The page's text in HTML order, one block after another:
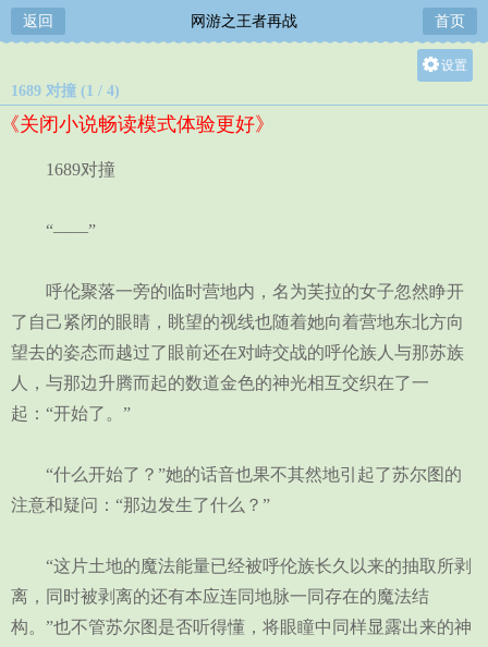
返回 网游之王者再战 首页
设置
1689 对撞 (1 / 4)
《关闭小说畅读模式体验更好》
1689对撞
“——”
呼伦聚落一旁的临时营地内，名为芙拉的女子忽然睁开
了自己紧闭的眼睛，眺望的视线也随着她向着营地东北方向
望去的姿态而越过了眼前还在对峙交战的呼伦族人与那苏族
人，与那边升腾而起的数道金色的神光相互交织在了一
起：“开始了。”
“什么开始了？”她的话音也果不其然地引起了苏尔图的
注意和疑问：“那边发生了什么？”
“这片土地的魔法能量已经被呼伦族长久以来的抽取所剥
离，同时被剥离的还有本应连同地脉一同存在的魔法结
构。”也不管苏尔图是否听得懂，将眼瞳中同样显露出来的神